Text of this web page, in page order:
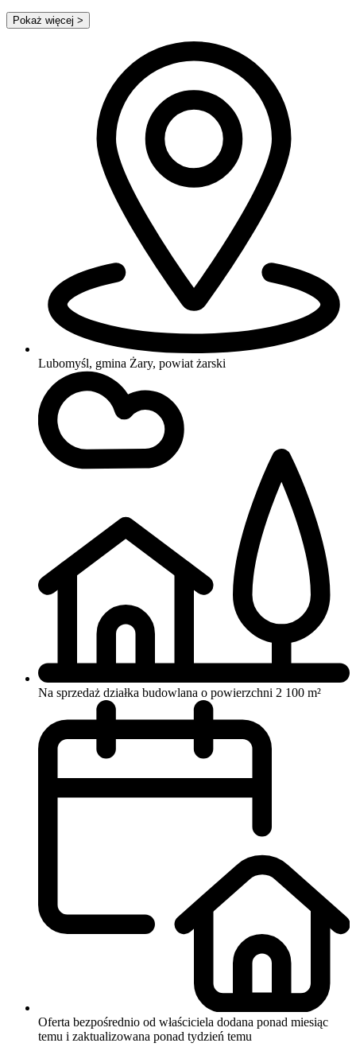
Pokaż więcej >
Lubomyśl, gmina Żary, powiat żarski
Na sprzedaż działka budowlana o powierzchni 2 100 m²
Oferta bezpośrednio od właściciela dodana ponad miesiąc
temu i zaktualizowana ponad tydzień temu